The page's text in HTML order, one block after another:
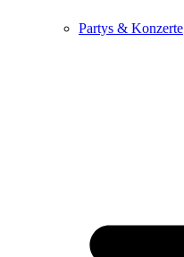
Partys & Konzerte